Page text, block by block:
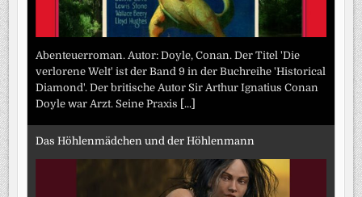
Abenteuerroman. Autor: Doyle, Conan. Der Titel 'Die
verlorene Welt' ist der Band 9 in der Buchreihe 'Historical
Diamond'. Der britische Autor Sir Arthur Ignatius Conan
Doyle war Arzt. Seine Praxis [...]
Das Höhlenmädchen und der Höhlenmann